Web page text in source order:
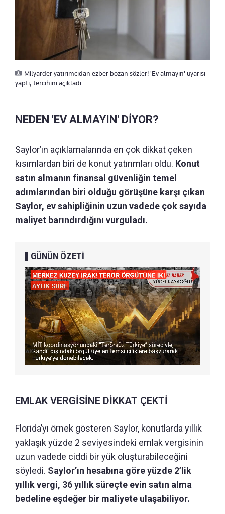
Milyarder yatırımcıdan ezber bozan sözler! 'Ev almayın' uyarısı
yaptı, tercihini açıkladı
NEDEN 'EV ALMAYIN' DİYOR?
Saylor’ın açıklamalarında en çok dikkat çeken
kısımlardan biri de konut yatırımları oldu. Konut
satın almanın finansal güvenliğin temel
adımlarından biri olduğu görüşüne karşı çıkan
Saylor, ev sahipliğinin uzun vadede çok sayıda
maliyet barındırdığını vurguladı.
GÜNÜN ÖZETİ
EMLAK VERGİSİNE DİKKAT ÇEKTİ
Florida’yı örnek gösteren Saylor, konutlarda yıllık
yaklaşık yüzde 2 seviyesindeki emlak vergisinin
uzun vadede ciddi bir yük oluşturabileceğini
söyledi. Saylor’ın hesabına göre yüzde 2’lik
yıllık vergi, 36 yıllık süreçte evin satın alma
bedeline eşdeğer bir maliyete ulaşabiliyor.